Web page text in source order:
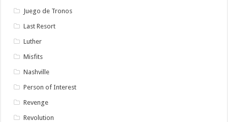
Juego de Tronos
Last Resort
Luther
Misfits
Nashville
Person of Interest
Revenge
Revolution